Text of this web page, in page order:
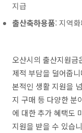
지급
출산축하용품: 지역
오산시의 출산지원금
제적 부담을 덜어줍
본적인 생활 지원을
지 구매 등 다양한 분
에 대한 추가 혜택도
지원을 받을 수 있습